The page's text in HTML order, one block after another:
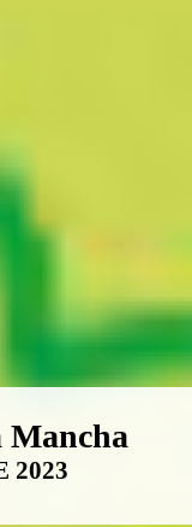
La
Mancha
2023